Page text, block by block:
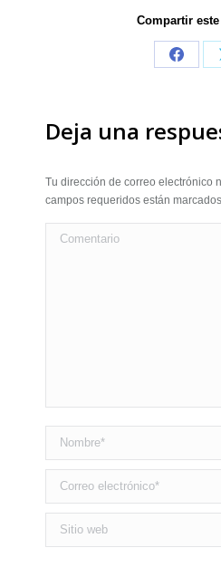
Compartir
Share
Deja una
Tu dirección de correo electrónico
campos requeridos están marcados
Comentario
Nombre *
Correo electrónico *
Sitio web